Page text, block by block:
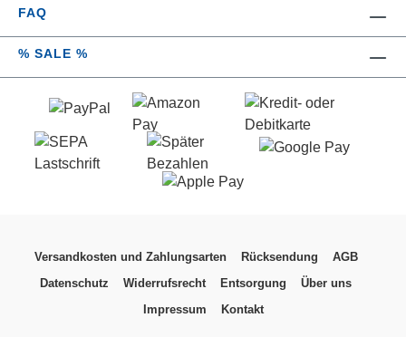
FAQ
% SALE %
Versandkosten und Zahlungsarten Rücksendung
AGB
Datenschutz
Widerrufsrecht Entsorgung
Über uns
Impressum
Kontakt